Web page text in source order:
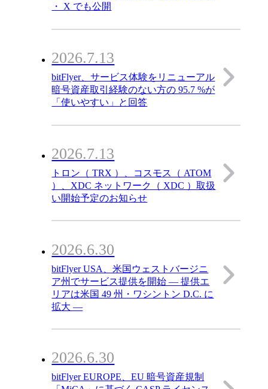
・ X でも公開
2026.7.13
bitFlyer、サービス体験をリニューアル
暗号資産取引経験のない方の 95.7 %が
「使いやすい」と回答
2026.7.13
トロン（ TRX ）、コスモス（ ATOM
）、XDC ネットワーク（ XDC ）取扱
い開始予定のお知らせ
2026.6.30
bitFlyer USA、米国ウェストバージニ
ア州でサービス提供を開始 ― 提供エ
リアは米国 49 州・ワシントン D.C. に
拡大 ―
2026.6.30
bitFlyer EUROPE、EU 暗号資産規制